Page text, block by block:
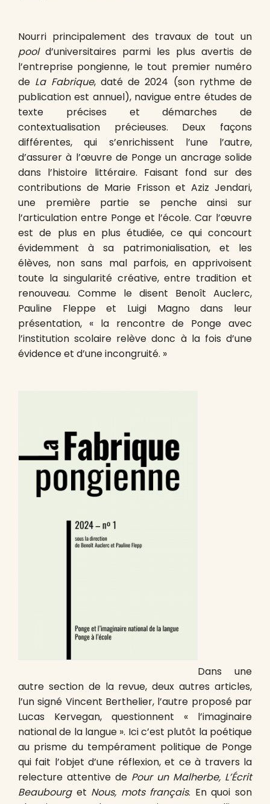
Nourri principalement des travaux de tout un
poold’universitaires parmi les plus avertis de
l’entreprise pongienne, le tout premier numéro
de La Fabrique, daté de 2024 (son rythme de
publication est annuel), navigue entre études de
texte précises et démarches de
contextualisation précieuses. Deux façons
différentes, qui s’enrichissent l’une l’autre,
d’assurer à l’œuvre de Ponge un ancrage solide
dans l’histoire littéraire. Faisant fond sur des
contributions de Marie Frisson et Aziz Jendari,
une première partie se penche ainsi sur
l’articulation entre Ponge et l’école. Car l’œuvre
est de plus en plus étudiée, ce qui concourt
évidemment à sa patrimonialisation, et les
élèves, non sans mal parfois, en apprivoisent
toute la singularité créative, entre tradition et
renouveau. Comme le disent Benoît Auclerc,
Pauline Fleppe et Luigi Magno dans leur
présentation, « la rencontre de Ponge avec
l’institution scolaire relève donc à la fois d’une
évidence et d’une incongruité. »
Dans une
autre section de la revue, deux autres articles,
l’un signé Vincent Berthelier, l’autre proposé par
Lucas Kervegan, questionnent « l’imaginaire
national de la langue ». Ici c’est plutôt la poétique
au prisme du tempérament politique de Ponge
qui fait l’objet d’une réflexion, et ce à travers la
relecture attentive de Pour un Malherbe, L’Écrit
Beaubourget Nous, mots français. En quoi son